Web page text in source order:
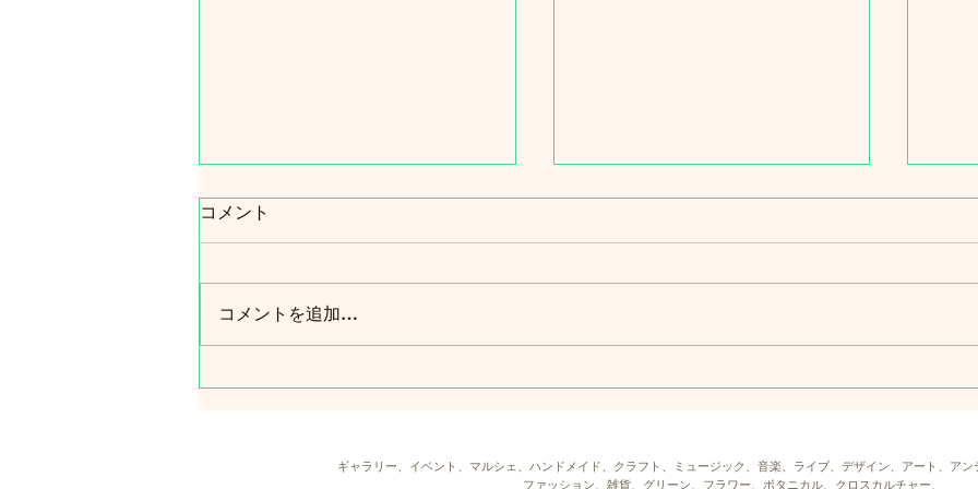
コメント
コメントを追加…
ギャラリー、イベント、マルシェ、ハンドメイド、クラフト、ミュージック、音楽、ライブ、デザイン、アート、アン
ファッション、雑貨、グリーン、フラワー、ボタニカル、クロスカルチャー、